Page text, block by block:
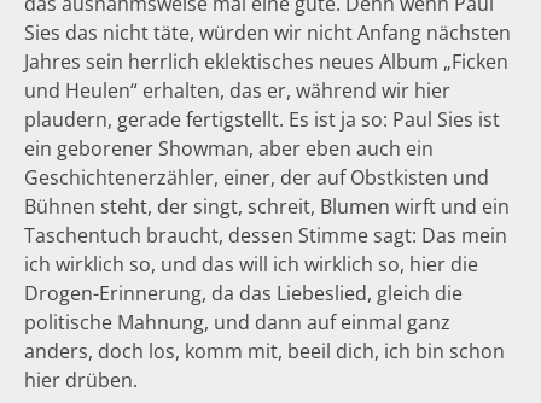
Sies das nicht täte, würden wir nicht Anfang nächsten
Jahres sein herrlich eklektisches neues Album „Ficken
und Heulen“ erhalten, das er, während wir hier
plaudern, gerade fertigstellt. Es ist ja so: Paul Sies ist
ein geborener Showman, aber eben auch ein
Geschichtenerzähler, einer, der auf Obstkisten und
Bühnen steht, der singt, schreit, Blumen wirft und ein
Taschentuch braucht, dessen Stimme sagt: Das mein
ich wirklich so, und das will ich wirklich so, hier die
Drogen-Erinnerung, da das Liebeslied, gleich die
politische Mahnung, und dann auf einmal ganz
anders, doch los, komm mit, beeil dich, ich bin schon
hier drüben.